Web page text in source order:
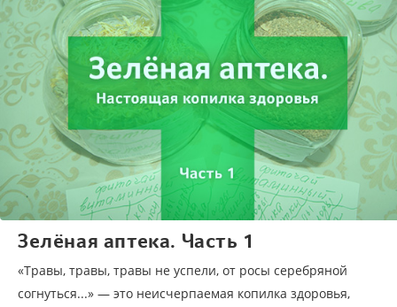
Зелёная аптека. Часть 1
«Травы, травы, травы не успели, от росы серебряной
согнуться...» — это неисчерпаемая копилка здоровья,